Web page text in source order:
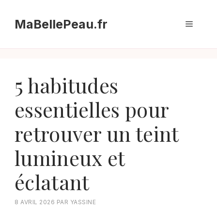
contenuMaBellePeau.fr Menu
5 habitudes
essentielles pour
retrouver un teint
lumineux et
éclatant
8 AVRIL 2026 PAR YASSINE